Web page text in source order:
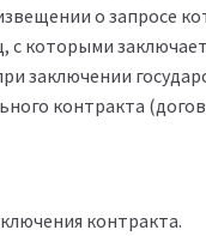
о запросе
с которыми
заключении
контракта
контракта.